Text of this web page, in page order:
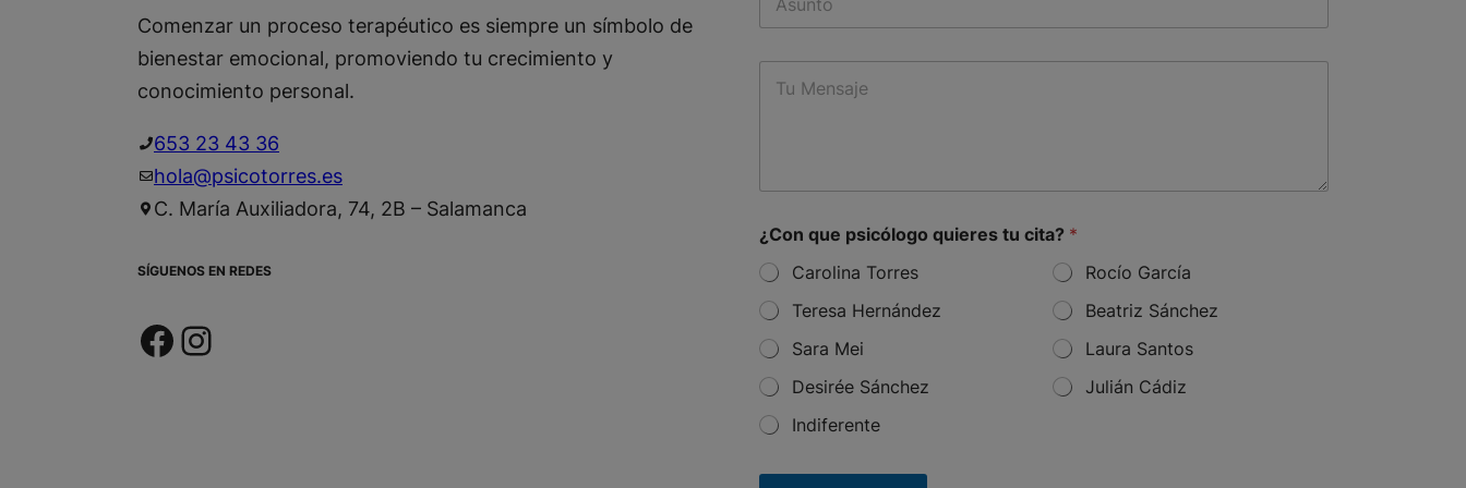
Comenzar un proceso terapéutico es siempre un símbolo de
bienestar emocional, promoviendo tu crecimiento y
conocimiento personal.
653 23 43 36
hola@psicotorres.es
C. María Auxiliadora, 74, 2B – Salamanca
SÍGUENOS EN REDES
Facebook
Instagram
n
b
M
e
c
i
a
?
*
*
¿Con que psicólogo quieres tu cita? *
Carolina Torres
Rocío García
Teresa Hernández
Beatriz Sánchez
Sara Mei
Laura Santos
Desirée Sánchez
Julián Cádiz
Indiferente